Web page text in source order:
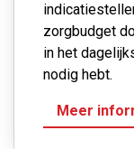
zorgbudget
in het
nodig hebt.
Meer